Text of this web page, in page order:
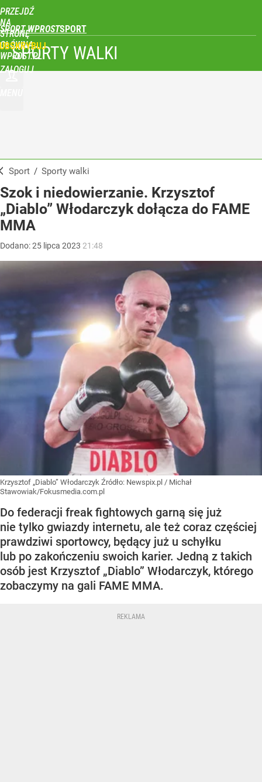
PRZEJDŹ
NA
STRONĘ
GŁÓWNĄ
WPROST.PL
SPORT WPROST
ZALOGUJ
SPORTY WALKI
Sport / Sporty walki
Szok i niedowierzanie. Krzysztof
„Diablo” Włodarczyk dołącza do FAME
MMA
Dodano:25 lipca 2023 21:48
Krzysztof „Diablo” Włodarczyk Źródło: Newspix.pl / Michał
Stawowiak/Fokusmedia.com.pl
Do federacji freak fightowych garną się już
nie tylko gwiazdy internetu, ale też coraz częściej
prawdziwi sportowcy, będący już u schyłku
lub po zakończeniu swoich karier. Jedną z takich
osób jest Krzysztof „Diablo” Włodarczyk, którego
zobaczymy na gali FAME MMA.